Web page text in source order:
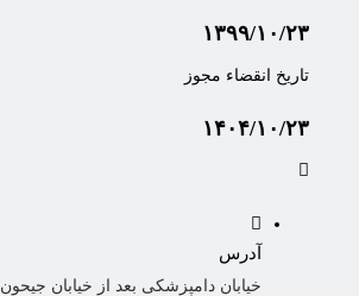
۱۳۹۹/۱۰/۲۳
تاریخ انقضاء مجوز
۱۴۰۴/۱۰/۲۳
آدرس
خیابان دامپزشکی بعد از خیابان جیحون